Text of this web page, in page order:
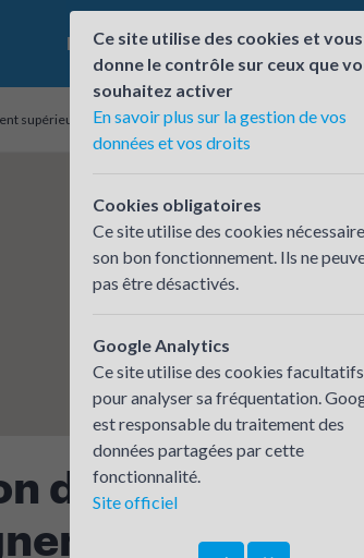
Le challenge Qui participe ?
supérieur – Conseil départemental de l’Ain
des collèges
Ce site utilise des cookies et vous
donne le contrôle sur ceux que
souhaitez activer
En savoir plus sur la gestion de vos
données et vos droits
Cookies obligatoires
Ce site utilise des cookies
son bon fonctionnement. Ils ne
pas être désactivés.
Google Analytics
Ce site utilise des cookies facultatifs
pour analyser sa fréquentation.
est responsable du traitement des
données partagées par cette
fonctionnalité.
Site officiel